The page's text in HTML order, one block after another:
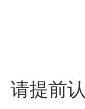
请提前